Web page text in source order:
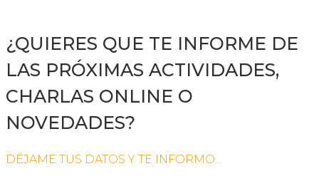
¿QUIERES QUE TE INFORME DE
LAS PRÓXIMAS ACTIVIDADES,
CHARLAS ONLINE O
NOVEDADES?
DÉJAME TUS DATOS Y TE INFORMO...